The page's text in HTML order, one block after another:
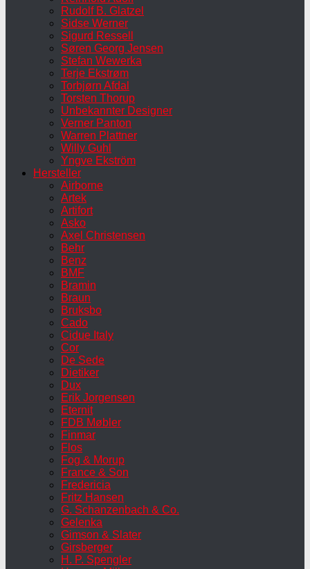
Rudolf B. Glatzel
Sidse Werner
Sigurd Ressell
Søren Georg Jensen
Stefan Wewerka
Terje Ekstrøm
Torbjørn Afdal
Torsten Thorup
Unbekannter Designer
Verner Panton
Warren Plattner
Willy Guhl
Yngve Ekström
Hersteller
Airborne
Artek
Artifort
Asko
Axel Christensen
Behr
Benz
BMF
Bramin
Braun
Bruksbo
Cado
Cidue Italy
Cor
De Sede
Dietiker
Dux
Erik Jorgensen
Eternit
FDB Møbler
Finmar
Flos
Fog & Morup
France & Son
Fredericia
Fritz Hansen
G. Schanzenbach & Co.
Gelenka
Gimson & Slater
Girsberger
H. P. Spengler